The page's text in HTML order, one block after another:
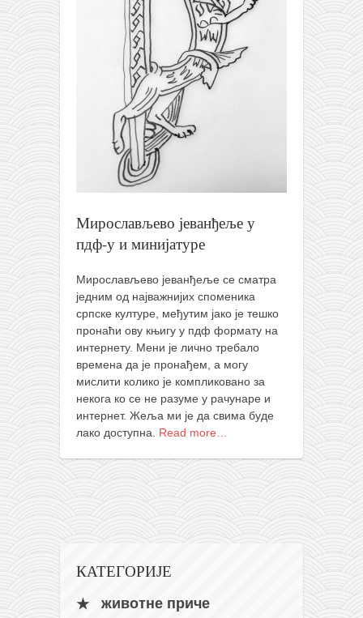
забрањена историја
породичне приче
прота Воја
уместо твитера
календар српски
азбуки и књиге
Окинава карате
најновије на блогу
моје белешке
историја каратеа
бубиши
карате
кихон
наиханчи
кушанку
пасаи
темашивари
кобудо
нунчаку
бо
Мирослављево јеванђеље у
пдф-у и минијатуре
Мирослављево јеванђеље се сматра
једним од најважнијих споменика
српске културе, међутим јако је тешко
пронаћи ову књигу у пдф формату на
интернету. Мени је лично требало
времена да је пронађем, а могу
мислити колико је компликовано за
некога ко се не разуме у рачунаре и
интернет. Жеља ми је да свима буде
лако доступна. Read more…
КАТЕГОРИЈЕ
животне приче